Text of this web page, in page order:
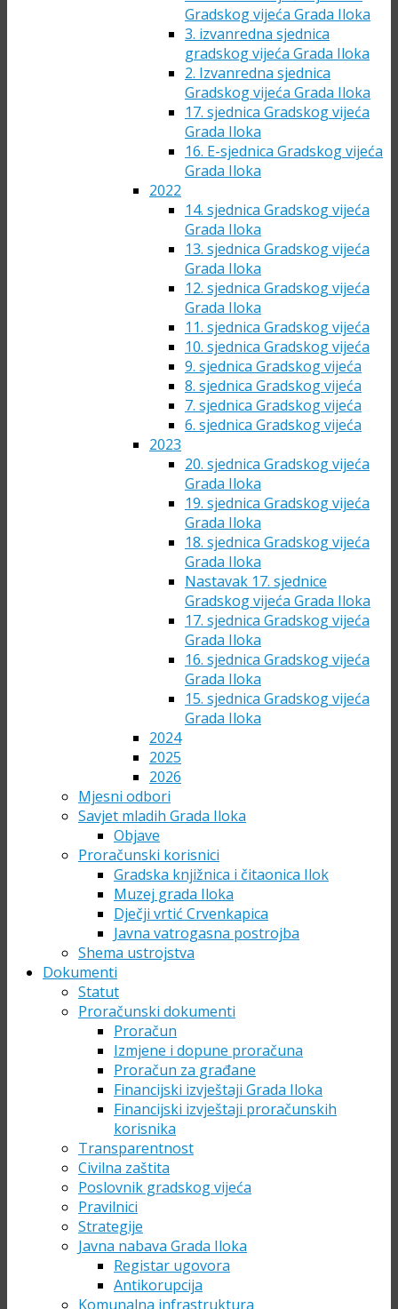
Gradskog vijeća Grada Iloka
3. izvanredna sjednica
gradskog vijeća Grada Iloka
2. Izvanredna sjednica
Gradskog vijeća Grada Iloka
17. sjednica Gradskog vijeća
Grada Iloka
16. E-sjednica Gradskog vijeća
Grada Iloka
2022
14. sjednica Gradskog vijeća
Grada Iloka
13. sjednica Gradskog vijeća
Grada Iloka
12. sjednica Gradskog vijeća
Grada Iloka
11. sjednica Gradskog vijeća
10. sjednica Gradskog vijeća
9. sjednica Gradskog vijeća
8. sjednica Gradskog vijeća
7. sjednica Gradskog vijeća
6. sjednica Gradskog vijeća
2023
20. sjednica Gradskog vijeća
Grada Iloka
19. sjednica Gradskog vijeća
Grada Iloka
18. sjednica Gradskog vijeća
Grada Iloka
Nastavak 17. sjednice
Gradskog vijeća Grada Iloka
17. sjednica Gradskog vijeća
Grada Iloka
16. sjednica Gradskog vijeća
Grada Iloka
15. sjednica Gradskog vijeća
Grada Iloka
2024
2025
2026
Mjesni odbori
Savjet mladih Grada Iloka
Objave
Proračunski korisnici
Gradska knjižnica i čitaonica Ilok
Muzej grada Iloka
Dječji vrtić Crvenkapica
Javna vatrogasna postrojba
Shema ustrojstva
Dokumenti
Statut
Proračunski dokumenti
Proračun
Izmjene i dopune proračuna
Proračun za građane
Financijski izvještaji Grada Iloka
Financijski izvještaji proračunskih
korisnika
Transparentnost
Civilna zaštita
Poslovnik gradskog vijeća
Pravilnici
Strategije
Javna nabava Grada Iloka
Registar ugovora
Antikorupcija
Komunalna infrastruktura